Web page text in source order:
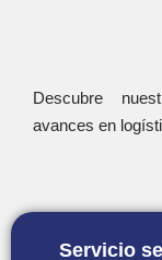
Descubre
avances en
Servicio